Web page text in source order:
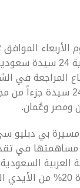
الموافق 12 يونيو 2019 ،استقبل مكتب
في المملكة
المراجعة في
النسائي الجديد
ومصر وعُمان.
بي دبليو
مساهمتها في